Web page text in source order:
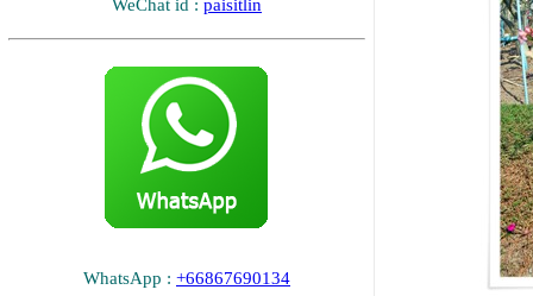
WeChat id : paisitlin
WhatsApp : +66867690134